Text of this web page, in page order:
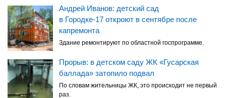
Андрей Иванов: детский сад
в Городке-17 откроют в сентябре после
капремонта
Здание ремонтируют по областной госпрограмме.
Прорыв: в детском саду ЖК «Гусарская
баллада» затопило подвал
По словам жительницы ЖК, это происходит не первый
раз.